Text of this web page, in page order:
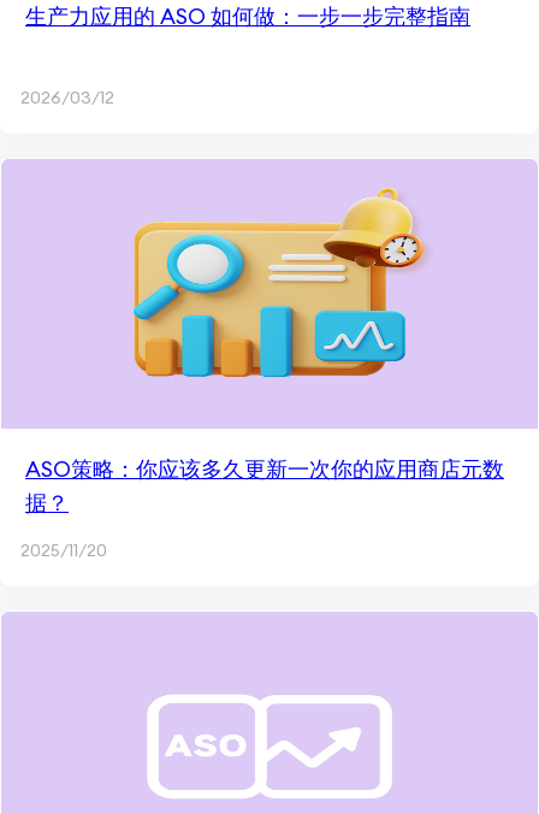
生产力应用的 ASO 如何做：一步一步完整指南
2026/03/12
ASO策略：你应该多久更新一次你的应用商店元数
据？
2025/11/20